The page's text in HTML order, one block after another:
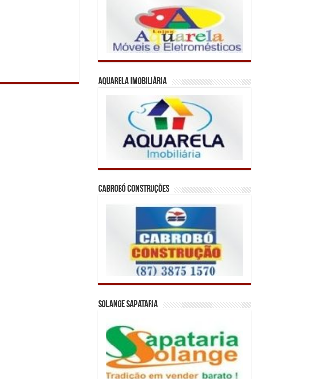
Aquarela Imobiliária
Cabrobó Construções
Solange Sapataria